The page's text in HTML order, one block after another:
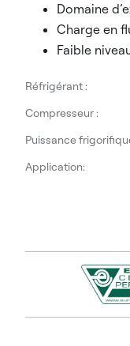
Domaine
Charge en
Faible
Réfrigérant :
Compresseur :
Puissance
Application: